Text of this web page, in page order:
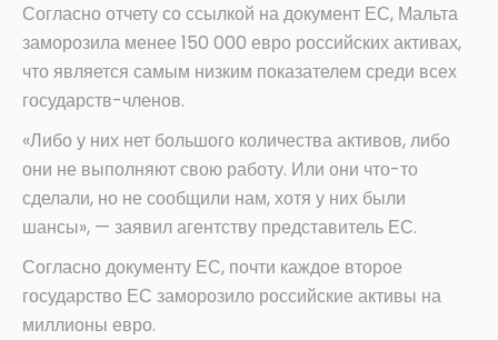
Согласно отчету со ссылкой на документ ЕС, Мальта
заморозила менее 150 000 евро российских активах,
что является самым низким показателем среди всех
государств-членов.
«Либо у них нет большого количества активов, либо
они не выполняют свою работу. Или они что-то
сделали, но не сообщили нам, хотя у них были
шансы», — заявил агентству представитель ЕС.
Согласно документу ЕС, почти каждое второе
государство ЕС заморозило российские активы на
миллионы евро.